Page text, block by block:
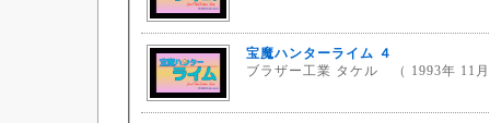
宝魔ハンターライム ４
ブラザー工業 タケル （ 1993年 11